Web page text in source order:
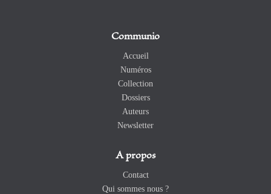
Communio
Accueil
Numéros
Collection
Dossiers
Auteurs
Newsletter
A propos
Contact
Qui sommes nous ?